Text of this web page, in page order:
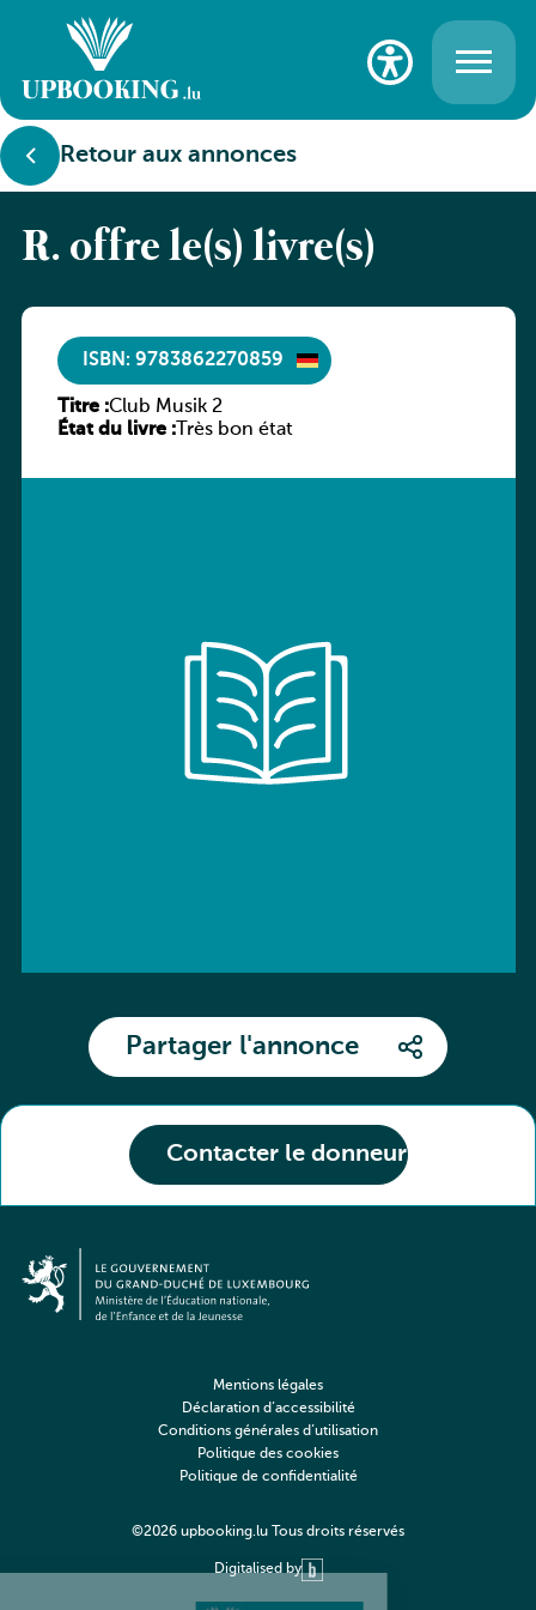
Retour aux annonces
Contacter le donneur
R. offre le(s) livre(s)
ISBN: 9783862270859
Titre :Club Musik 2
État du livre :Très bon état
Partager l'annonce
©2026 upbooking.lu Tous droits réservés
Mentions légales
Déclaration d’accessibilité
Conditions générales d’utilisation
Politique des cookies
Politique de confidentialité
Digitalised by